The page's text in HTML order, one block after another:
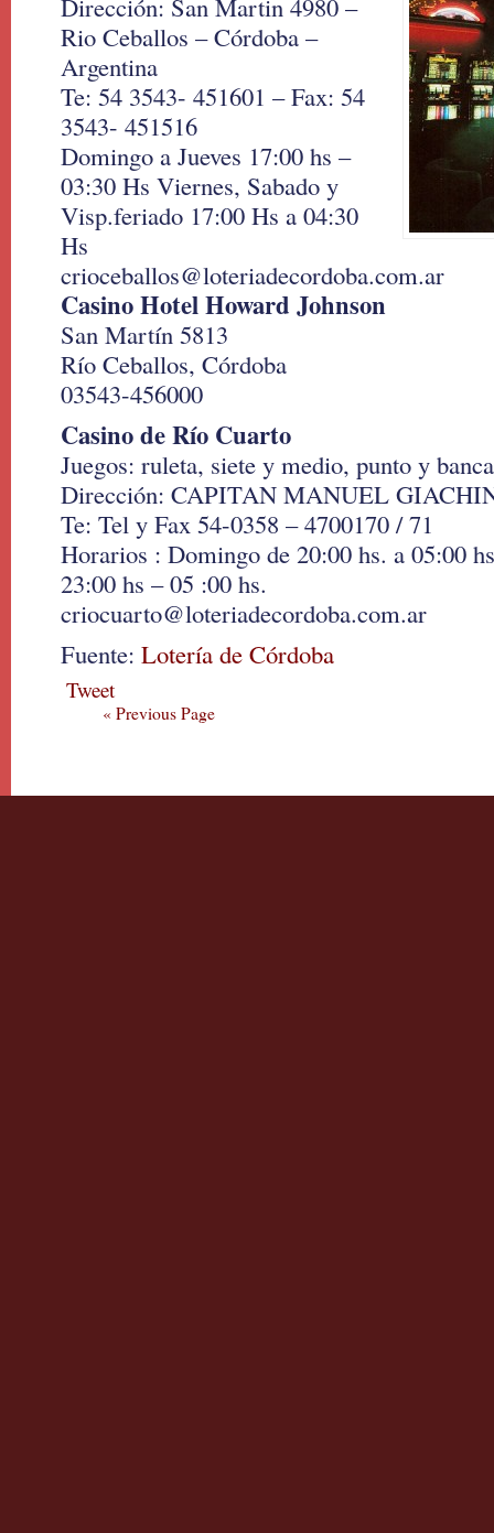
Dirección: San Martin 4980 –
Rio Ceballos – Córdoba –
Argentina
Te: 54 3543- 451601 – Fax: 54
3543- 451516
Domingo a Jueves 17:00 hs –
03:30 Hs Viernes, Sabado y
Visp.feriado 17:00 Hs a 04:30
Hs
crioceballos@loteriadecordoba.com.ar
Casino Hotel Howard Johnson
San Martín 5813
Río Ceballos, Córdoba
03543-456000
Casino de Río Cuarto
Juegos: ruleta, siete y medio, punto y
Dirección: CAPITAN MANUEL
Te: Tel y Fax 54-0358 – 4700170 / 71
Horarios : Domingo de 20:00 hs. a 05:00
23:00 hs – 05 :00 hs.
criocuarto@loteriadecordoba.com.ar
Fuente: Lotería de Córdoba
Tweet
« Previous Page